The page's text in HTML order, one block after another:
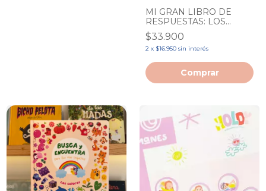
MI GRAN LIBRO DE
RESPUESTAS: LOS
DINOSAURIOS
$33.900
2 x $16.950 sin interés